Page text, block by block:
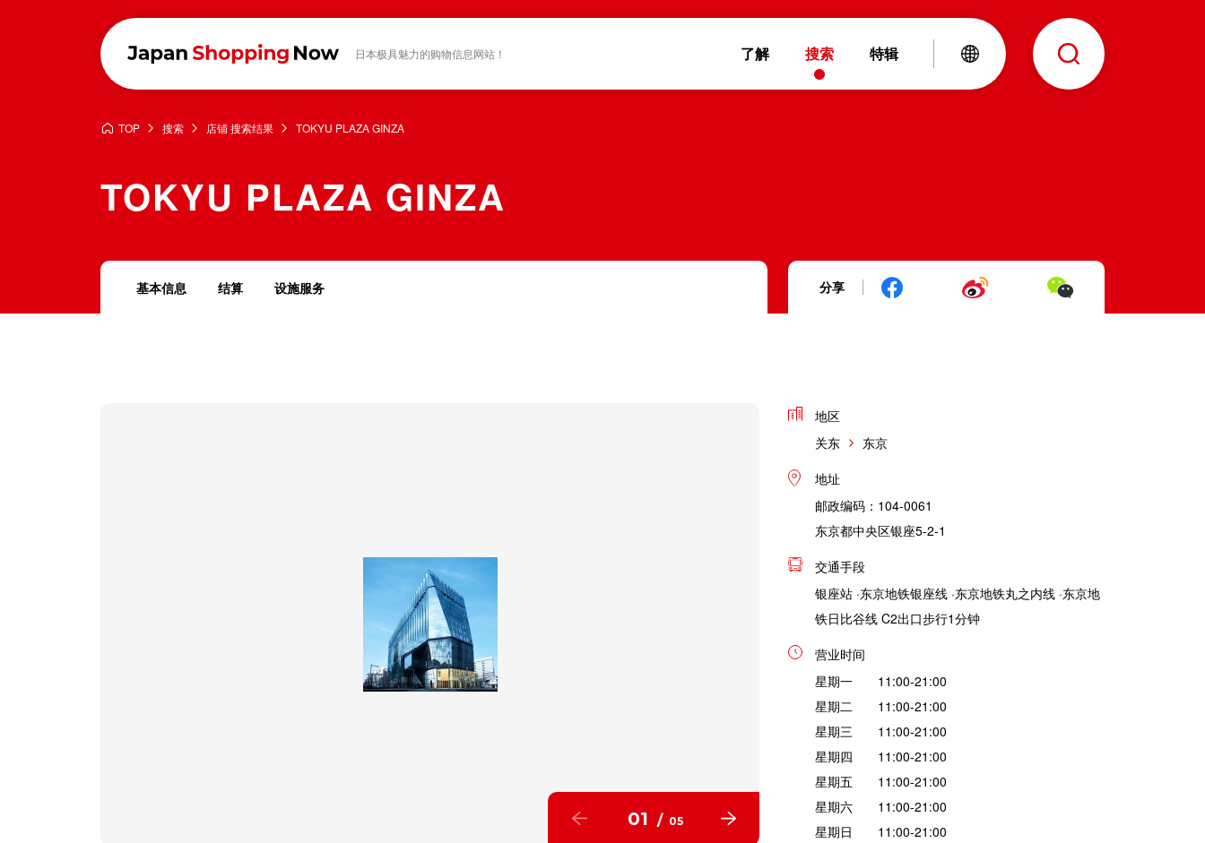
日本极具魅力的购物信息网站！ 了解 搜索 特辑
TOP 搜索 店铺 搜索结果 TOKYU PLAZA GINZA
TOKYU PLAZA GINZA
基本信息 结算 设施服务
01 / 05
分享
地区
关东
东京
地址
邮政编码：104-0061
东京都中央区银座5-2-1
交通手段
银座站 ·东京地铁银座线 ·东京地铁丸之内线 ·东京地
铁日比谷线 C2出口步行1分钟
营业时间
星期一 11:00-21:00
星期二 11:00-21:00
星期三 11:00-21:00
星期四 11:00-21:00
星期五 11:00-21:00
星期六 11:00-21:00
星期日 11:00-21:00